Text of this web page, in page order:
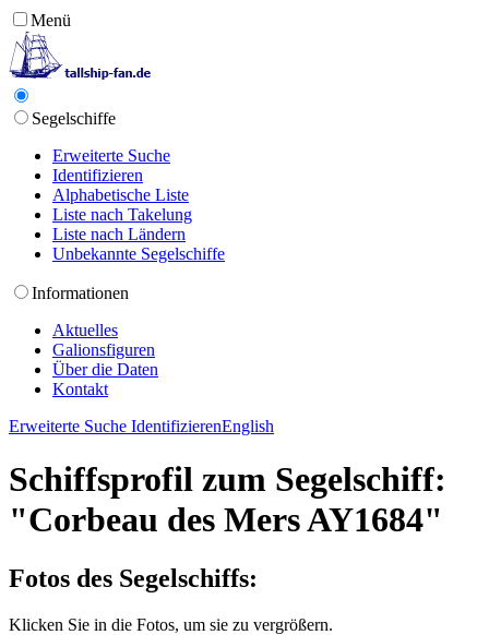
Menü
Segelschiffe
Erweiterte Suche
Identifizieren
Alphabetische Liste
Liste nach Takelung
Liste nach Ländern
Unbekannte Segelschiffe
Informationen
Aktuelles
Galionsfiguren
Über die Daten
Kontakt
Erweiterte Suche IdentifizierenEnglish
Schiffsprofil zum Segelschiff:
"Corbeau des Mers AY1684"
Fotos des Segelschiffs:
Klicken Sie in die Fotos, um sie zu vergrößern.